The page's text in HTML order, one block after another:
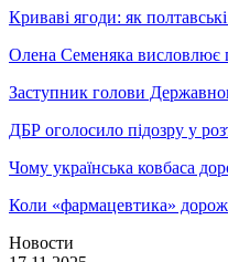
Криваві ягоди: як
Олена Семеняка висловлює
Заступник голови
ДБР оголосило підозру у
Чому українська ковбаса
Коли «фармацевтика»
Новости